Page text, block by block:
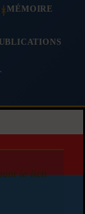
MÉMOIRE
le lien